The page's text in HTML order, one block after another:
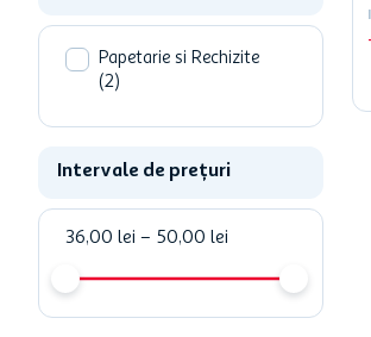
Papetarie si Rechizite
(2)
Intervale de prețuri
36,00 lei – 50,00 lei